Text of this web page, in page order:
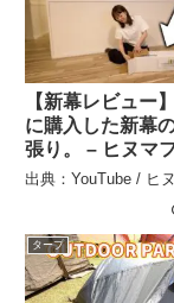
【新幕レビュー
に購入した新幕
張り。 – ヒヌマ
出典：YouTube / ヒ
タープ